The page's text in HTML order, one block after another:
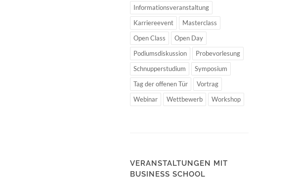
Informationsveranstaltung
Karriereevent
Masterclass
Open Class
Open Day
Podiumsdiskussion
Probevorlesung
Schnupperstudium
Symposium
Tag der offenen Tür
Vortrag
Webinar
Wettbewerb Workshop
VERANSTALTUNGEN MIT
BUSINESS SCHOOL